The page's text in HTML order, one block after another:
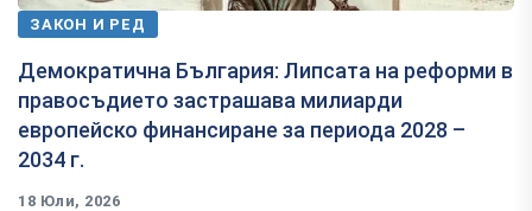
ЗАКОН И РЕД
Демократична България: Липсата на реформи в
правосъдието застрашава милиарди
европейско финансиране за периода 2028 –
2034 г.
18 Юли, 2026